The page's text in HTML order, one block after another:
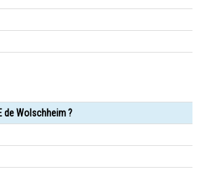
de Wolschheim ?